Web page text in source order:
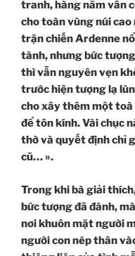
tranh, hàng năm vẫn
cho toàn vùng núi
trận chiến Ardenne
tành, nhưng bức
thì vẫn nguyên vẹn
trước hiện tượng lạ
cho xây thêm một
để tôn kính. Vài chục
thờ và quyết định chỉ
cũ… ».
Trong khi bà giải
bức tượng đã đành,
nơi khuôn mặt người
người con nép thân